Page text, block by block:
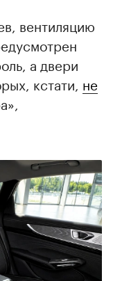
вентиляцию
а двери
кстати, не